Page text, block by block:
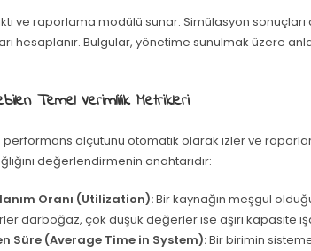
ve raporlama modülü sunar. Simülasyon sonuçları
hesaplanır. Bulgular, yönetime sunulmak üzere
Temel Verimlilik Metrikleri
ölçütünü otomatik olarak izler ve
değerlendirmenin anahtarıdır:
Oranı (Utilization):Bir kaynağın meşgul
darboğaz, çok düşük değerler ise aşırı kapasite
Süre (Average Time in System):Bir birimin